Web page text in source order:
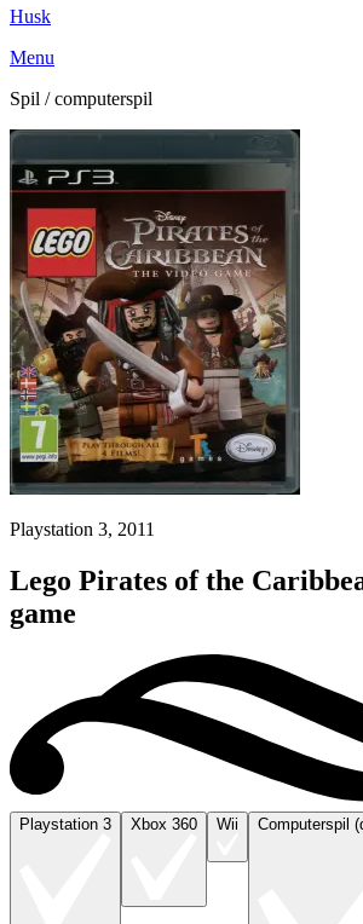
Husk
Menu
Spil / computerspil
Playstation 3, 2011
Lego Pirates of the
game
Playstation 3 Xbox 360 Wii Computerspil